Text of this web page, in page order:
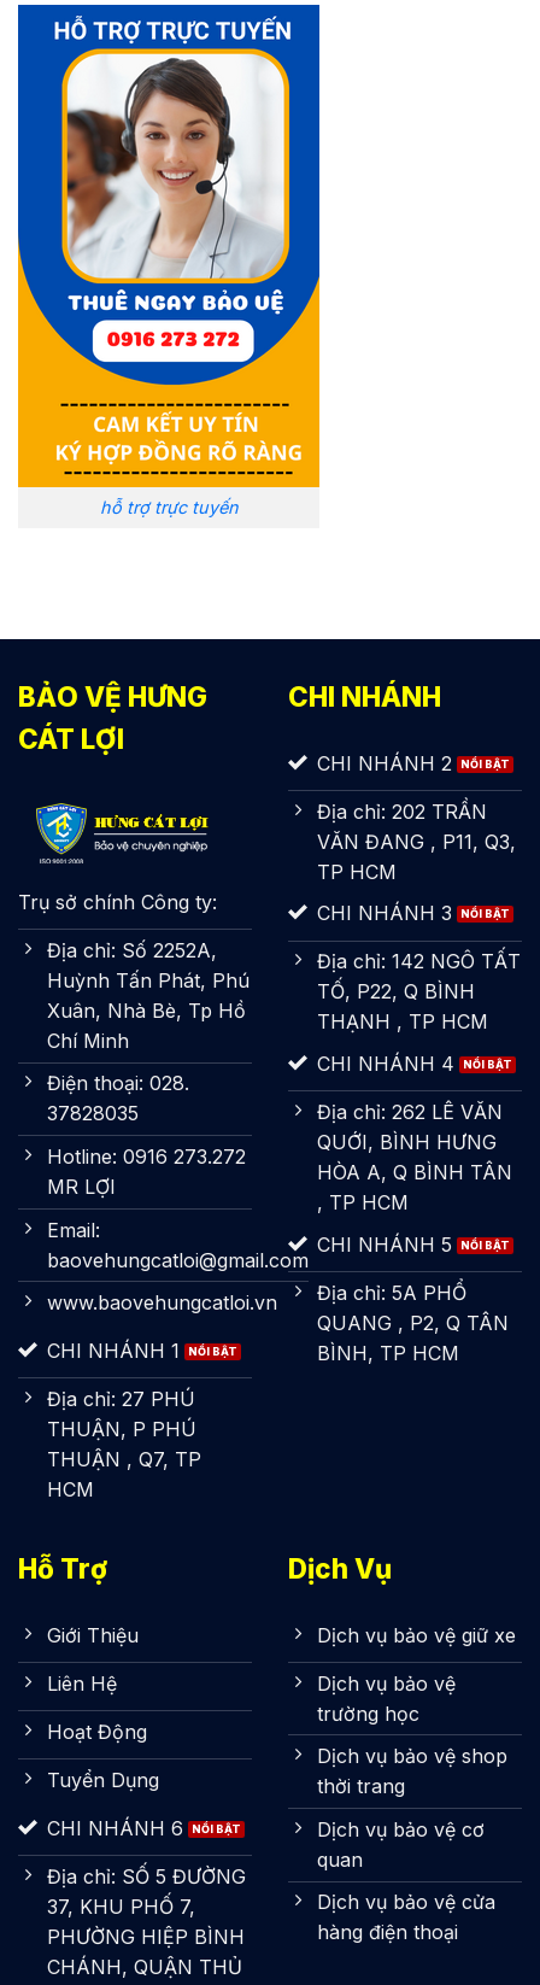
hỗ trợ trực tuyến
BẢO VỆ HƯNG
CÁT LỢI
Trụ sở chính Công ty:
Địa chỉ: Số 2252A,
Huỳnh Tấn Phát, Phú
Xuân, Nhà Bè, Tp Hồ
Chí Minh
Điện thoại: 028.
37828035
Hotline: 0916 273.272
MR LỢI
Email:
baovehungcatloi@gmail.com
www.baovehungcatloi.vn
CHI NHÁNH 1
Địa chỉ: 27 PHÚ
THUẬN, P PHÚ
THUẬN , Q7, TP
HCM
CHI NHÁNH
CHI NHÁNH 2
Địa chỉ: 202 TRẦN
VĂN ĐANG , P11, Q3,
TP HCM
CHI NHÁNH 3
Địa chỉ: 142 NGÔ TẤT
TỐ, P22, Q BÌNH
THẠNH , TP HCM
CHI NHÁNH 4
Địa chỉ: 262 LÊ VĂN
QUỚI, BÌNH HƯNG
HÒA A, Q BÌNH TÂN
, TP HCM
CHI NHÁNH 5
Địa chỉ: 5A PHỔ
QUANG , P2, Q TÂN
BÌNH, TP HCM
Hỗ Trợ
Giới Thiệu
Liên Hệ
Hoạt Động
Tuyển Dụng
CHI NHÁNH 6
Địa chỉ: SỐ 5 ĐƯỜNG
37, KHU PHỐ 7,
PHƯỜNG HIỆP BÌNH
CHÁNH, QUẬN THỦ
Dịch Vụ
Dịch vụ bảo vệ giữ xe
Dịch vụ bảo vệ
trường học
Dịch vụ bảo vệ shop
thời trang
Dịch vụ bảo vệ cơ
quan
Dịch vụ bảo vệ cửa
hàng điện thoại